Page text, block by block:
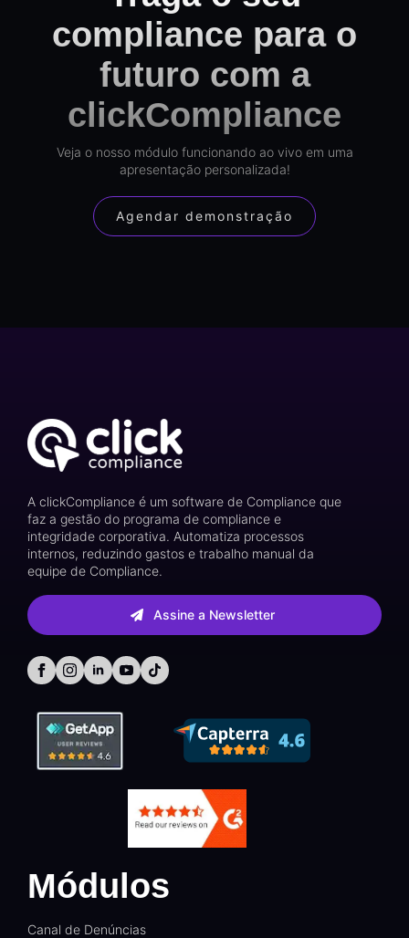
compliance para o
futuro com a
clickCompliance
Veja o nosso módulo funcionando ao vivo em uma
apresentação personalizada!
Agendar demonstração
A clickCompliance é um software de Compliance que
faz a gestão do programa de compliance e
integridade corporativa. Automatiza processos
internos, reduzindo gastos e trabalho manual da
equipe de Compliance.
Assine a Newsletter
Módulos
Canal de Denúncias